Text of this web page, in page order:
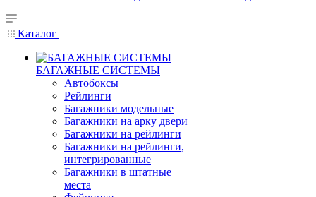
Каталог
БАГАЖНЫЕ СИСТЕМЫ
Автобоксы
Рейлинги
Багажники модельные
Багажники на арку двери
Багажники на рейлинги
Багажники на рейлинги,
интегрированные
Багажники в штатные
места